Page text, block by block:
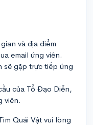
và địa điểm
email ứng viên.
sẽ gặp trực tiếp ứng
của Tổ Đạo Diễn,
viên.
Quái Vật vui lòng